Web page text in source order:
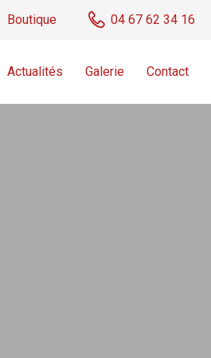
Boutique 04 67 62 34 16
Actualités Galerie Contact